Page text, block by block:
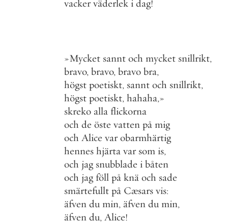
vacker väderlek i dag!
»Mycket sannt och mycket snillrikt,
bravo, bravo, bravo bra,
högst poetiskt, sannt och snillrikt,
högst poetiskt, hahaha,»
skreko alla flickorna
och de öste vatten på mig
och Alice var obarmhärtig
hennes hjärta var som is,
och jag snubblade i båten
och jag föll på knä och sade
smärtefullt på Cæsars vis:
äfven du min, äfven du min,
äfven du, Alice!